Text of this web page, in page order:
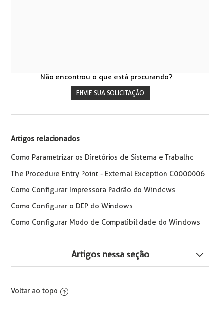
Não encontrou o que está procurando?
ENVIE SUA SOLICITAÇÃO
Artigos relacionados
Como Parametrizar os Diretórios de Sistema e Trabalho
The Procedure Entry Point - External Exception C0000006
Como Configurar Impressora Padrão do Windows
Como Configurar o DEP do Windows
Como Configurar Modo de Compatibilidade do Windows
Artigos nessa seção
SaaS
Voltar ao topo